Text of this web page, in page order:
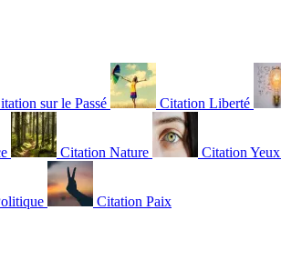
sur le Passé Citation Liberté
Citation Nature Citation Yeux
Citation Paix